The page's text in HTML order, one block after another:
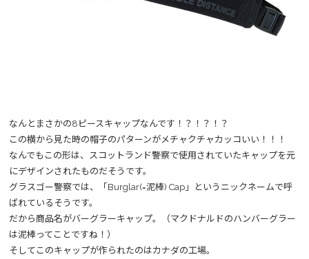
なんとまさかの8ピースキャップなんです！？！？！？
この横から見た時の帽子のパターンがメチャクチャカッコいい！！！
なんでもこの形は、スコットランド警察で使用されていたキャップを元
にデザインされたものだそうです。
グラスゴー警察では、「Burglar(=泥棒) Cap」というニックネームで呼
ばれているそうです。
だから商品名がバーグラーキャップ。（マクドナルドのハンバーグラー
は泥棒ってことですね！）
そしてこのキャップが作られたのはカナダの工場。